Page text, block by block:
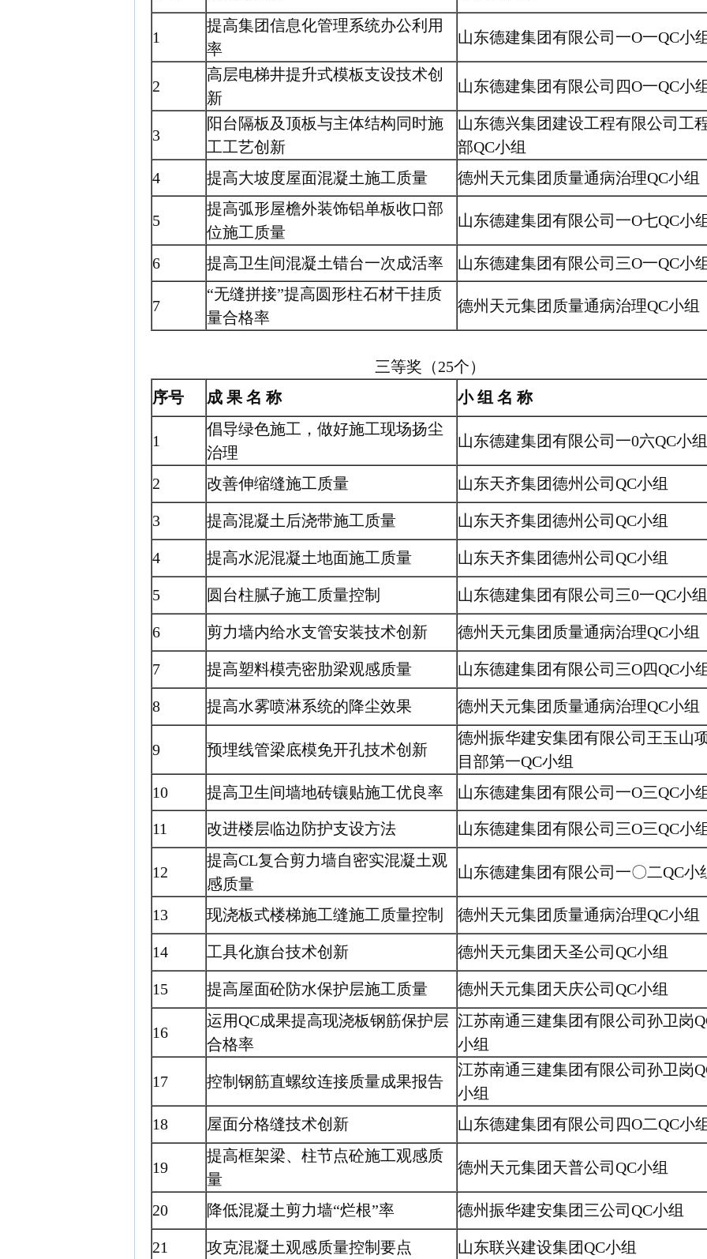
1
提高集团信息化管理系统办公利用
率
山东德建集团有限公司一O一QC小组
2
高层电梯井提升式模板支设技术创
新
山东德建集团有限公司四O一QC小组
3
阳台隔板及顶板与主体结构同时施
工工艺创新
山东德兴集团建设工程有限公司工
部QC小组
4
提高大坡度屋面混凝土施工质量 德州天元集团质量通病治理QC小组
5
提高弧形屋檐外装饰铝单板收口部
位施工质量
山东德建集团有限公司一O七QC小组
6 提高卫生间混凝土错台一次成活率 山东德建集团有限公司三O一QC小组
7
“无缝拼接”提高圆形柱石材干挂质
量合格率
德州天元集团质量通病治理QC小组
三等奖（25个）
序号
成 果 名 称 小 组 名 称
1
倡导绿色施工，做好施工现场扬尘
治理
山东德建集团有限公司一0六QC小组
2 改善伸缩缝施工质量 山东天齐集团德州公司QC小组
3 提高混凝土后浇带施工质量 山东天齐集团德州公司QC小组
4 提高水泥混凝土地面施工质量 山东天齐集团德州公司QC小组
5 圆台柱腻子施工质量控制 山东德建集团有限公司三0一QC小组
6 剪力墙内给水支管安装技术创新 德州天元集团质量通病治理QC小组
7 提高塑料模壳密肋梁观感质量 山东德建集团有限公司三O四QC小组
8 提高水雾喷淋系统的降尘效果 德州天元集团质量通病治理QC小组
9 预埋线管梁底模免开孔技术创新
德州振华建安集团有限公司王玉山
目部第一QC小组
10
提高卫生间墙地砖镶贴施工优良率 山东德建集团有限公司一O三QC小组
11 改进楼层临边防护支设方法 山东德建集团有限公司三O三QC小组
12
提高CL复合剪力墙自密实混凝土观
感质量
山东德建集团有限公司一〇二QC小
13 现浇板式楼梯施工缝施工质量控制 德州天元集团质量通病治理QC小组
14 工具化旗台技术创新 德州天元集团天圣公司QC小组
15 提高屋面砼防水保护层施工质量 德州天元集团天庆公司QC小组
16
运用QC成果提高现浇板钢筋保护层
合格率
江苏南通三建集团有限公司孙卫岗
小组
17 控制钢筋直螺纹连接质量成果报告
江苏南通三建集团有限公司孙卫岗
小组
18
屋面分格缝技术创新 山东德建集团有限公司四O二QC小组
19
提高框架梁、柱节点砼施工观感质
量
德州天元集团天普公司QC小组
20 降低混凝土剪力墙“烂根”率 德州振华建安集团三公司QC小组
21 攻克混凝土观感质量控制要点 山东联兴建设集团QC小组